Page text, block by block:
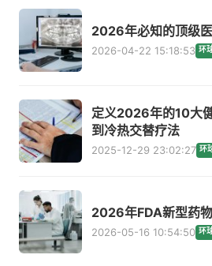
2026年必知的顶级
2026-04-22 15:18:53 环
定义2026年的10大
到冷热交替疗法
2025-12-29 23:02:27 环
2026年FDA新型药
2026-05-16 10:54:50 环